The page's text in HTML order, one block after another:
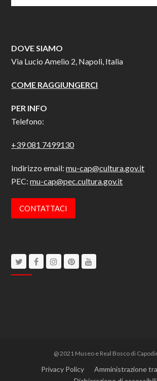
DOVE SIAMO
Via Lucio Amelio 2, Napoli, Italia
COME RAGGIUNGERCI
PER INFO
Telefono:
+39 081 7499130
Indirizzo email:mu-cap@cultura.gov.it
PEC:mu-cap@pec.cultura.gov.it
CONTATTACI
TwitterFacebookInstagram
Pinterest
@ 2021 Museo e Real Bosco di
Privacy Policy
Amministrazione